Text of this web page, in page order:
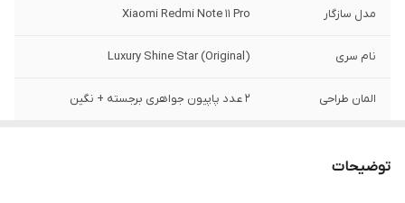
مدل سازگار Xiaomi Redmi Note 11 Pro
نام سری Luxury Shine Star (Original)
المان طراحی ۲ عدد پاپیون جواهری برجسته + نگین
توضیحات